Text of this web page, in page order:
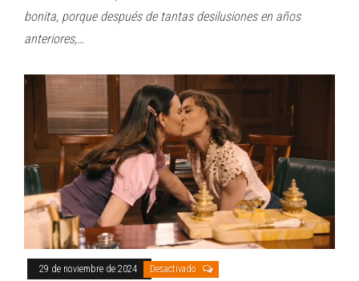
bonita, porque después de tantas desilusiones en años
anteriores,…
29 de noviembre de 2024 Desactivado